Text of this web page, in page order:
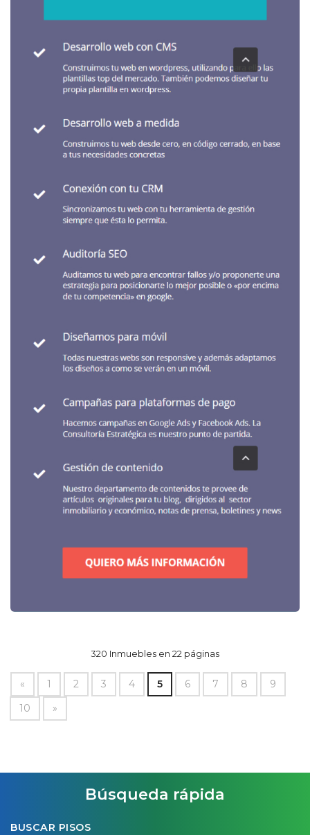
320 Inmuebles en 22 páginas
« 1 2 3 4 5 6 7 8
9
10
»
Búsqueda rápida
BUSCAR PISOS